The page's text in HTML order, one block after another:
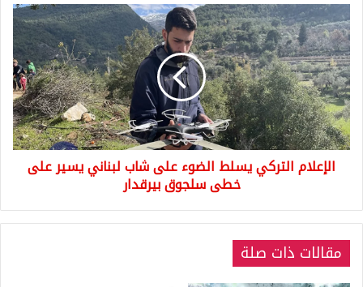
الإعلام
التركي
يسلط
الضوء
على
شاب
لبناني
يسير
على
خطى
سلجوق
الإعلام التركي يسلط الضوء على شاب لبناني يسير على
خطى سلجوق بيرقدار
مقالات ذات صلة